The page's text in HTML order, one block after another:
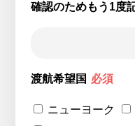
確認のためもう1度
渡航希望国 必須
ニューヨーク